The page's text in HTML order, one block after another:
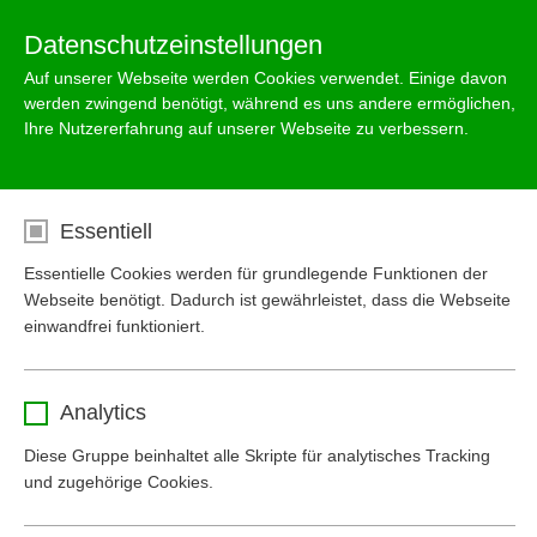
Der Gartenfreund weiß, dass es nichts Besseres gibt als
weiches Regenwasser. Aber auch Ihr Geldbeutel freut sich.
Denn der hohe Wasserbedarf von Rasen, Beeten und
macht den Regenspeicher von Mall sinnvoll. Genießen Sie das
Datenschutzeinstellungen
Auf unserer Webseite werden Cookies verwendet. Einige davon
werden zwingend benötigt, während es uns andere ermöglichen,
Ihre Nutzererfahrung auf unserer Webseite zu verbessern.
Essentiell
Essentielle Cookies werden für grundlegende Funktionen der
Webseite benötigt. Dadurch ist gewährleistet, dass die Webseite
einwandfrei funktioniert.
Laufzeit 1 Monat
Analytics
Diese Gruppe beinhaltet alle Skripte für analytisches Tracking
und zugehörige Cookies.